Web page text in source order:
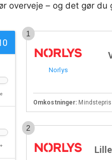
overveje – og det gør